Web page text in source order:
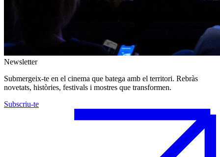
Newsletter
Submergeix-te en el cinema que batega amb el territori. Rebràs
novetats, històries, festivals i mostres que transformen.
Subscriu-te